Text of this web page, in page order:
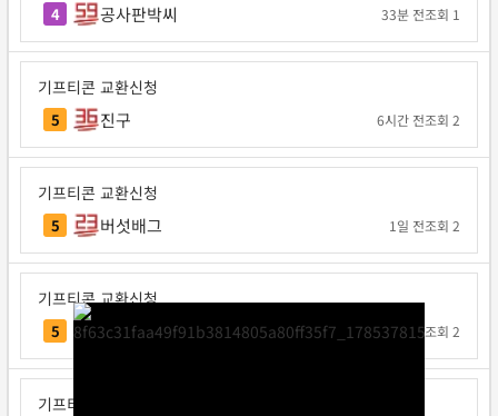
4 공사판박씨 33분 전조회 1
기프티콘 교환신청
5 진구 6시간 전조회 2
기프티콘 교환신청
5 버섯배그 1일 전조회 2
기프티콘 교환신청
5 주이 1일 전조회 2
기프티콘 교환신청